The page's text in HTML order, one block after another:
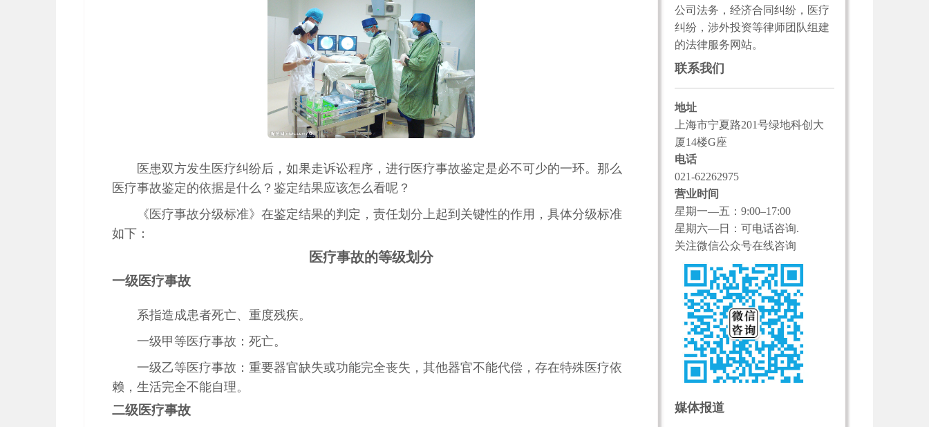
医患双方发生医疗纠纷后，如果走诉讼程序，进行医疗事故鉴定是必不可少的一环。那么
医疗事故鉴定的依据是什么？鉴定结果应该怎么看呢？
《医疗事故分级标准》在鉴定结果的判定，责任划分上起到关键性的作用，具体分级标准
如下：
医疗事故的等级划分
一级医疗事故
系指造成患者死亡、重度残疾。
一级甲等医疗事故：死亡。
一级乙等医疗事故：重要器官缺失或功能完全丧失，其他器官不能代偿，存在特殊医疗依
赖，生活完全不能自理。
二级医疗事故
公司法务，经济合同纠纷，医疗
纠纷，涉外投资等律师团队组建
的法律服务网站。
联系我们
地址
上海市宁夏路201号绿地科创大
厦14楼G座
电话
021-62262975
营业时间
星期一—五：9:00–17:00
星期六—日：可电话咨询.
关注微信公众号在线咨询
媒体报道